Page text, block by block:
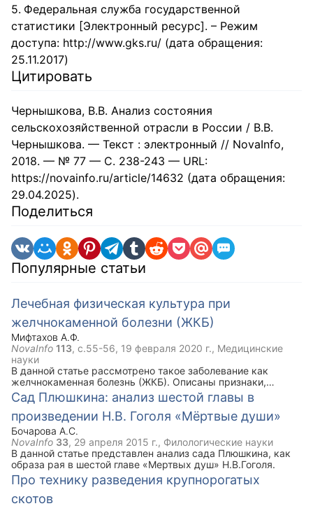
Федеральная служба государственной
статистики [Электронный ресурс]. – Режим
доступа: http://www.gks.ru/ (дата обращения:
25.11.2017)
Цитировать
Чернышкова, В.В. Анализ состояния
сельскохозяйственной отрасли в России / В.В.
Чернышкова. — Текст : электронный // NovaInfo,
2018. — № 77 — С. 238-243 — URL:
https://novainfo.ru/article/14632 (дата обращения:
29.04.2025).
Поделиться
Популярные статьи
Лечебная физическая культура при
желчнокаменной болезни (ЖКБ)
Мифтахов А.Ф.
NovaInfo 113, с.55-56, 19 февраля 2020 г., Медицинские
науки
В данной статье рассмотрено такое заболевание как
желчнокаменная болезнь (ЖКБ). Описаны признаки,
симптомы, задачи ЛФК при данной болезни. Ключевым
моментом статьи является комплекс упражнений лечебной
физической культуры при ЖКБ, который рекомендован
наряду с медикаментозным лечением.
Сад Плюшкина: анализ шестой главы в
произведении Н.В. Гоголя «Мёртвые души»
Бочарова А.С.
NovaInfo 33, 29 апреля 2015 г., Филологические науки
В данной статье представлен анализ сада Плюшкина, как
образа рая в шестой главе «Мертвых душ» Н.В.Гоголя.
Про технику разведения крупнорогатых
скотов